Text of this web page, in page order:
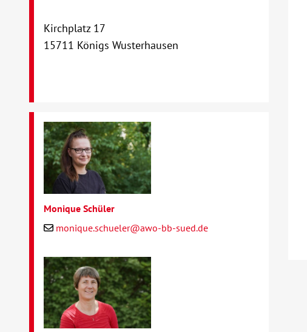
Kirchplatz 17
15711 Königs Wusterhausen
Monique Schüler
monique.schueler@awo-bb-sued.de